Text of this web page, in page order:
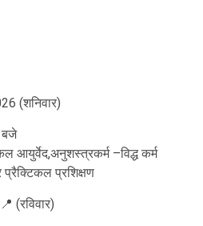
(शनिवार)
बजे
आयुर्वेद,अनुशस्त्रकर्म –विद्ध कर्म
प्रैक्टिकल प्रशिक्षण
(रविवार)